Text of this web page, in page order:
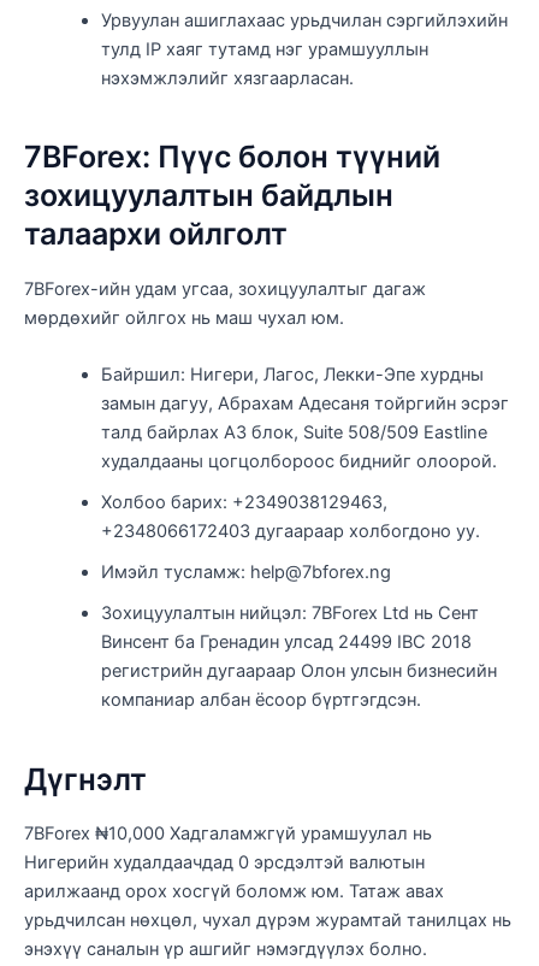
Урвуулан ашиглахаас урьдчилан сэргийлэхийн
тулд IP хаяг тутамд нэг урамшууллын
нэхэмжлэлийг хязгаарласан.
7BForex: Пүүс болон түүний
зохицуулалтын байдлын
талаархи ойлголт
7BForex-ийн удам угсаа, зохицуулалтыг дагаж
мөрдөхийг ойлгох нь маш чухал юм.
Байршил: Нигери, Лагос, Лекки-Эпе хурдны
замын дагуу, Абрахам Адесаня тойргийн эсрэг
талд байрлах А3 блок, Suite 508/509 Eastline
худалдааны цогцолбороос биднийг олоорой.
Холбоо барих: +2349038129463,
+2348066172403 дугаараар холбогдоно уу.
Имэйл тусламж: help@7bforex.ng
Зохицуулалтын нийцэл: 7BForex Ltd нь Сент
Винсент ба Гренадин улсад 24499 IBC 2018
регистрийн дугаараар Олон улсын бизнесийн
компаниар албан ёсоор бүртгэгдсэн.
Дүгнэлт
7BForex ₦10,000 Хадгаламжгүй урамшуулал нь
Нигерийн худалдаачдад 0 эрсдэлтэй валютын
арилжаанд орох хосгүй боломж юм. Татаж авах
урьдчилсан нөхцөл, чухал дүрэм журамтай танилцах нь
энэхүү саналын үр ашгийг нэмэгдүүлэх болно.